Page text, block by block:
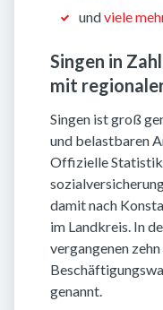
undviele
Singen in
mit
Singen ist groß
und belastbaren
Offizielle
damit nach
im Landkreis. In
vergangenen
genannt.